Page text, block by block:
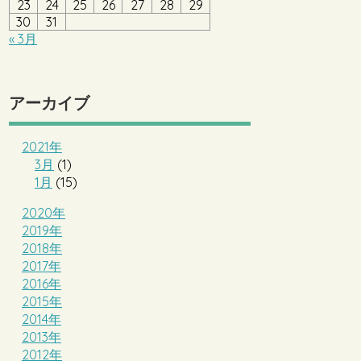
23 24 25 26 27 28
29
30
31
« 3月
アーカイブ
2021年
3月 (1)
1月 (15)
2020年
2019年
2018年
2017年
2016年
2015年
2014年
2013年
2012年